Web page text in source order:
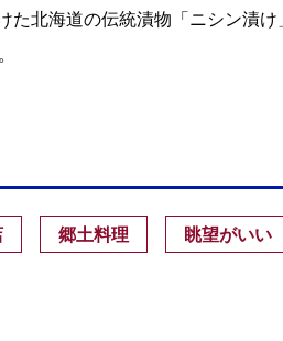
た北海道の伝統漬物「ニシン漬
郷土料理 眺望がいい